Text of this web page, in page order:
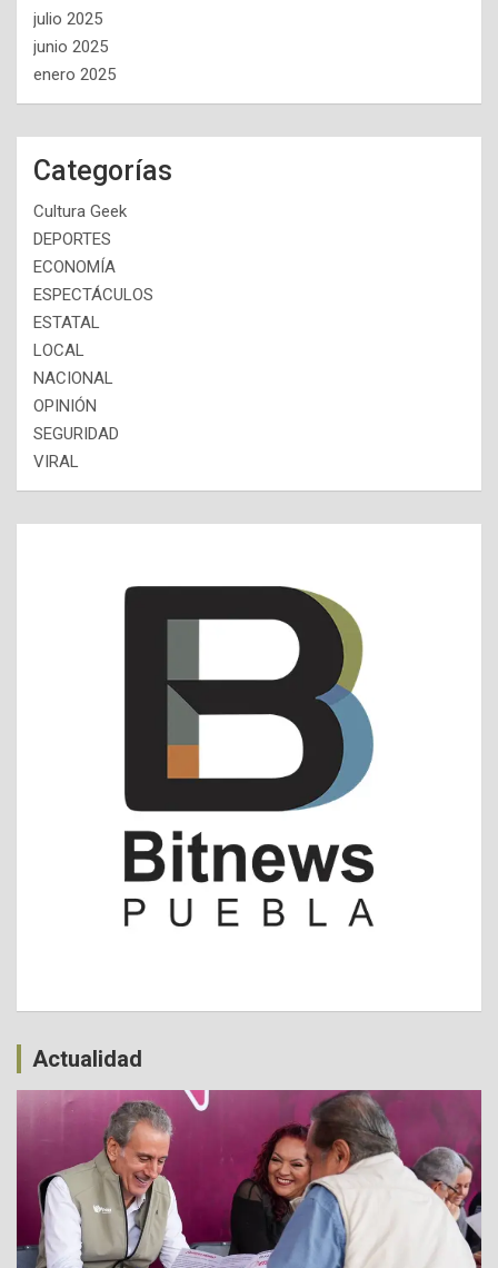
julio 2025
junio 2025
enero 2025
Categorías
Cultura Geek
DEPORTES
ECONOMÍA
ESPECTÁCULOS
ESTATAL
LOCAL
NACIONAL
OPINIÓN
SEGURIDAD
VIRAL
Actualidad